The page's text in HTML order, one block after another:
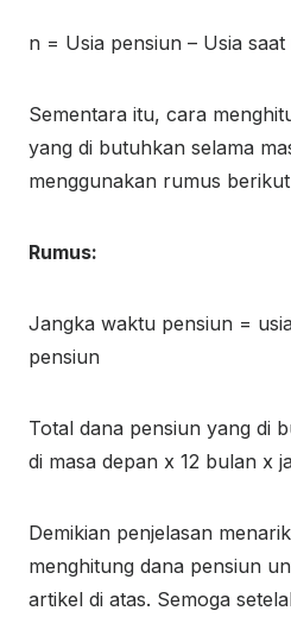
n = Usia pensiun – Usia saat
Sementara itu, cara
yang di butuhkan selama
menggunakan rumus
Rumus:
Jangka waktu pensiun =
pensiun
Total dana pensiun yang di
di masa depan x 12 bulan x
Demikian penjelasan
menghitung dana pensiun
artikel di atas. Semoga